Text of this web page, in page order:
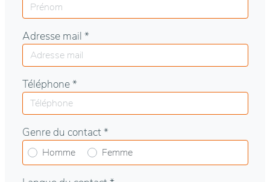
Adresse mail *
Téléphone *
Genre du contact *
Homme Femme